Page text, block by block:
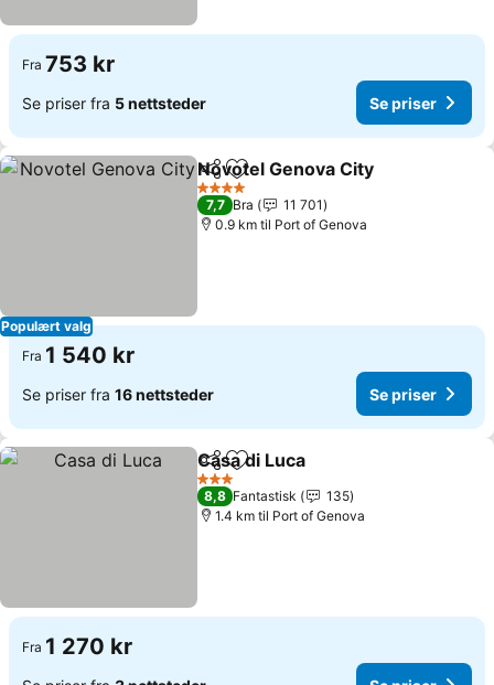
Fra 753 kr
Se priser fra 5 nettsteder Se priser
Populært valg
Del Legg til i favoritter
Novotel Genova City
4 Stjerner
7,7 Bra
11 701
0.9 km til Port of Genova
Fra 1 540 kr
Se priser fra 16 nettsteder Se priser
Del Legg til i favoritter
Casa di Luca
3 Stjerner
8,8 Fantastisk
135
1.4 km til Port of Genova
Fra 1 270 kr